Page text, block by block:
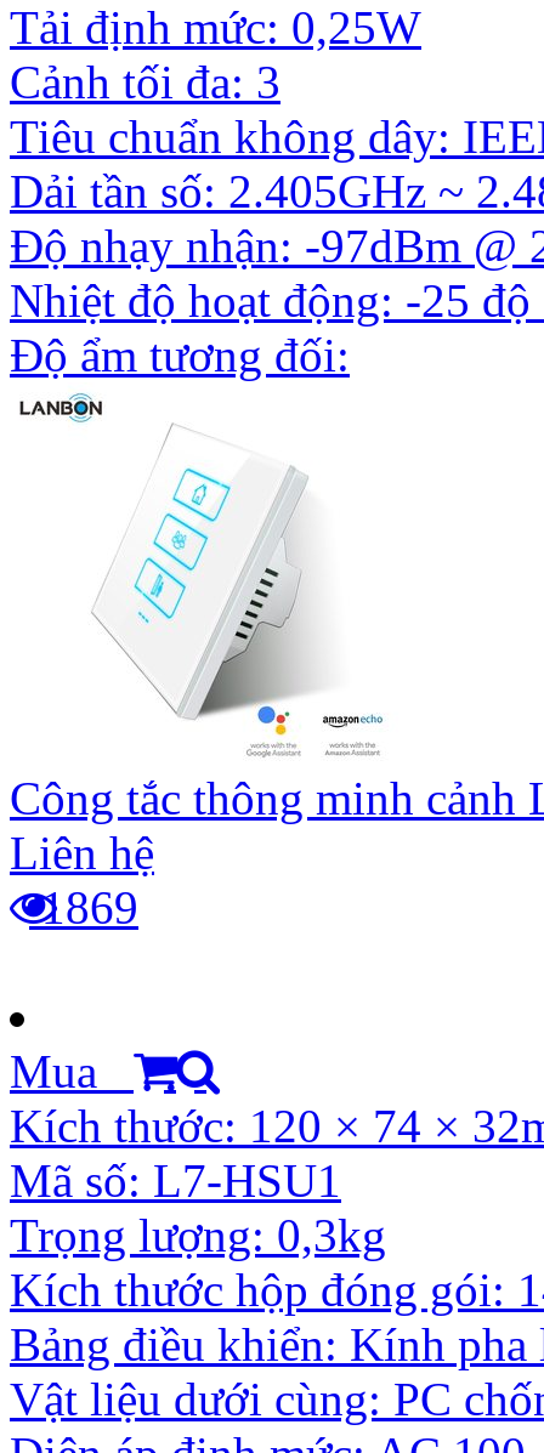
Tải định mức: 0,25W
Cảnh tối đa: 3
Tiêu chuẩn không dây:
Dải tần số: 2.405GHz ~
Độ nhạy nhận: -97dBm @
Nhiệt độ hoạt động: -25 độ
Độ ẩm tương đối:
Công tắc thông minh
Liên hệ
1869
Mua
Kích thước: 120 × 74 ×
Mã số: L7-HSU1
Trọng lượng: 0,3kg
Kích thước hộp đóng gói:
Bảng điều khiển: Kính pha
Vật liệu dưới cùng: PC